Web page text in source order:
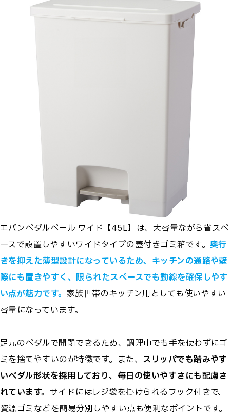
エバンペダルペール ワイド【45L】は、大容量ながら省スペ
ースで設置しやすいワイドタイプの蓋付きゴミ箱です。奥行
きを抑えた薄型設計になっているため、キッチンの通路や壁
際にも置きやすく、限られたスペースでも動線を確保しやす
い点が魅力です。 家族世帯のキッチン用としても使いやすい
容量になっています。
足元のペダルで開閉できるため、調理中でも手を使わずにゴ
ミを捨てやすいのが特徴です。また、 スリッパでも踏みやす
いペダル形状を採用しており、毎日の使いやすさにも配慮さ
れています。 サイドにはレジ袋を掛けられるフック付きで、
資源ゴミなどを簡易分別しやすい点も便利なポイントです。